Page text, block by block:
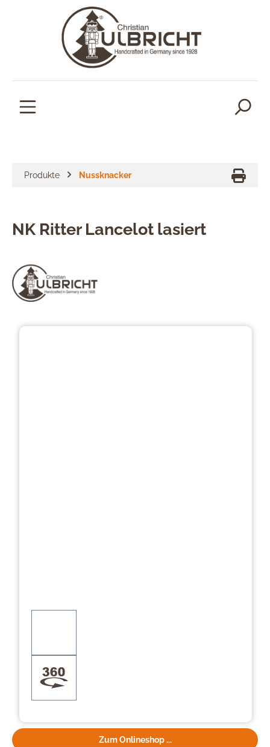
Produkte Nussknacker
NK Ritter Lancelot lasiert
Zum Onlineshop ...